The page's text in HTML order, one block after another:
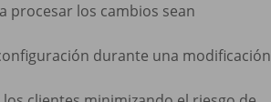
procesar los cambios sean
durante una modificación